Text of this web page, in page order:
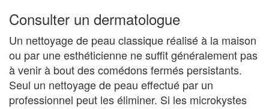
Consulter un dermatologue
Un nettoyage de peau classique réalisé à la maison
ou par une esthéticienne ne suffit généralement pas
à venir à bout des comédons fermés persistants.
Seul un nettoyage de peau effectué par un
professionnel peut les éliminer. Si les microkystes